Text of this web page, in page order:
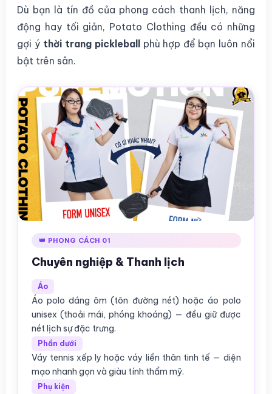
Dù bạn là tín đồ của phong cách thanh lịch, năng
động hay tối giản, Potato Clothing đều có những
gợi ý thời trang pickleball
phù hợp để bạn luôn nổi
bật trên sân.
👑 PHONG CÁCH 01
Chuyên nghiệp & Thanh lịch
Áo
Áo polo dáng ôm (tôn đường nét) hoặc áo polo
unisex (thoải mái, phóng khoáng) — đều giữ được
nét lịch sự đặc trưng.
Phần dưới
Váy tennis xếp ly hoặc váy liền thân tinh tế — diện
mạo nhanh gọn và giàu tính thẩm mỹ.
Phụ kiện